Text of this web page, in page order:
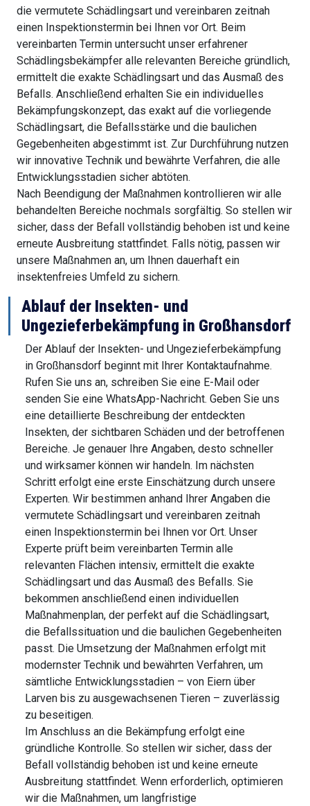
die vermutete Schädlingsart und vereinbaren zeitnah
einen Inspektionstermin bei Ihnen vor Ort. Beim
vereinbarten Termin untersucht unser erfahrener
Schädlingsbekämpfer alle relevanten Bereiche gründlich,
ermittelt die exakte Schädlingsart und das Ausmaß des
Befalls. Anschließend erhalten Sie ein individuelles
Bekämpfungskonzept, das exakt auf die vorliegende
Schädlingsart, die Befallsstärke und die baulichen
Gegebenheiten abgestimmt ist. Zur Durchführung nutzen
wir innovative Technik und bewährte Verfahren, die alle
Entwicklungsstadien sicher abtöten.
Nach Beendigung der Maßnahmen kontrollieren wir alle
behandelten Bereiche nochmals sorgfältig. So stellen wir
sicher, dass der Befall vollständig behoben ist und keine
erneute Ausbreitung stattfindet. Falls nötig, passen wir
unsere Maßnahmen an, um Ihnen dauerhaft ein
insektenfreies Umfeld zu sichern.
Ablauf der Insekten- und
Ungezieferbekämpfung in Großhansdorf
Der Ablauf der Insekten- und Ungezieferbekämpfung
in Großhansdorf beginnt mit Ihrer Kontaktaufnahme.
Rufen Sie uns an, schreiben Sie eine E-Mail oder
senden Sie eine WhatsApp-Nachricht. Geben Sie uns
eine detaillierte Beschreibung der entdeckten
Insekten, der sichtbaren Schäden und der betroffenen
Bereiche. Je genauer Ihre Angaben, desto schneller
und wirksamer können wir handeln. Im nächsten
Schritt erfolgt eine erste Einschätzung durch unsere
Experten. Wir bestimmen anhand Ihrer Angaben die
vermutete Schädlingsart und vereinbaren zeitnah
einen Inspektionstermin bei Ihnen vor Ort. Unser
Experte prüft beim vereinbarten Termin alle
relevanten Flächen intensiv, ermittelt die exakte
Schädlingsart und das Ausmaß des Befalls. Sie
bekommen anschließend einen individuellen
Maßnahmenplan, der perfekt auf die Schädlingsart,
die Befallssituation und die baulichen Gegebenheiten
passt. Die Umsetzung der Maßnahmen erfolgt mit
modernster Technik und bewährten Verfahren, um
sämtliche Entwicklungsstadien – von Eiern über
Larven bis zu ausgewachsenen Tieren – zuverlässig
zu beseitigen.
Im Anschluss an die Bekämpfung erfolgt eine
gründliche Kontrolle. So stellen wir sicher, dass der
Befall vollständig behoben ist und keine erneute
Ausbreitung stattfindet. Wenn erforderlich, optimieren
wir die Maßnahmen, um langfristige